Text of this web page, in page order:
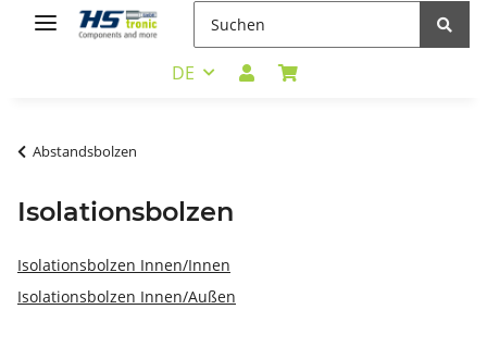
DE
Abstandsbolzen
Isolationsbolzen
Isolationsbolzen Innen/Innen
Isolationsbolzen Innen/Außen